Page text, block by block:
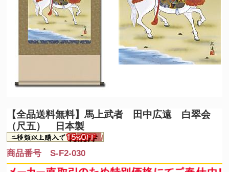
【全品送料無料】馬上武者 田中広遠 白翠会
（尺五） 日本製
商品番号 S-F2-030